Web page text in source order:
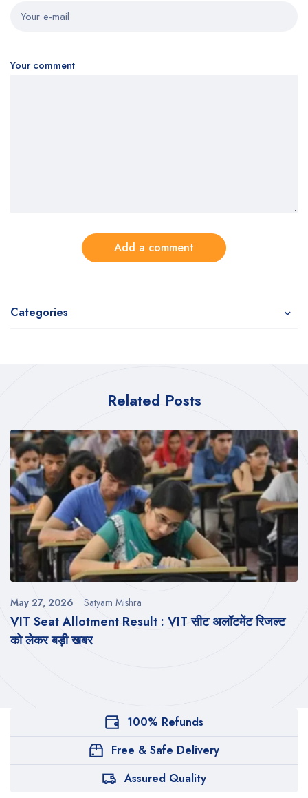
Your comment
Add a comment
Categories
Related Posts
VIT Seat Allotment Result : VIT सीट अलॉटमेंट रिजल्ट
को लेकर बड़ी खबर
May 27, 2026 Satyam Mishra
100% Refunds
Free & Safe Delivery
Assured Quality